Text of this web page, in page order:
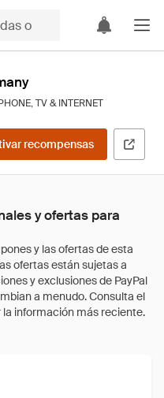
TV & INTERNET
recompensas
y ofertas para